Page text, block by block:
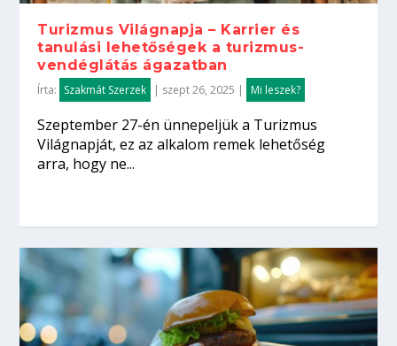
Turizmus Világnapja – Karrier és
tanulási lehetőségek a turizmus-
vendéglátás ágazatban
Írta: Szakmát Szerzek | szept 26, 2025 | Mi leszek?
Szeptember 27-én ünnepeljük a Turizmus
Világnapját, ez az alkalom remek lehetőség
arra, hogy ne...